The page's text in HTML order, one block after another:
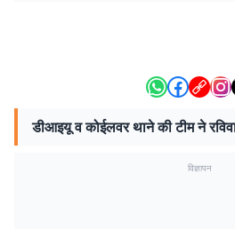
डीआइयू व कोईलवर थाने की टीम ने
विज्ञापन